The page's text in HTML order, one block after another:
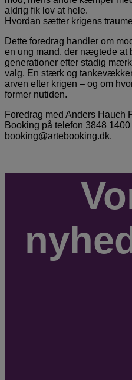
aldrig fik lov at hele.
Hvordan sætter krigens
Dette foredrag handler om
en ung mand, der nægtede at
generationer efter stadig
valg. En stærk og
arven efter krigen – og om
former nutiden.
Foredrag med Anders Hauch
Booking på telefon 3848 1400
booking@artebooking.dk.